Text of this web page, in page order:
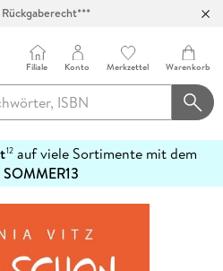
Rückgaberecht***
Filiale Konto Merkzettel Warenkorb
12auf viele Sortimente mit dem
SOMMER13